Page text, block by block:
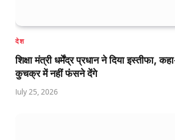
देश
शिक्षा मंत्री धर्मेंद्र प्रधान ने दिया इस्तीफा,
कुचक्र में नहीं फंसने देंगे
July 25, 2026